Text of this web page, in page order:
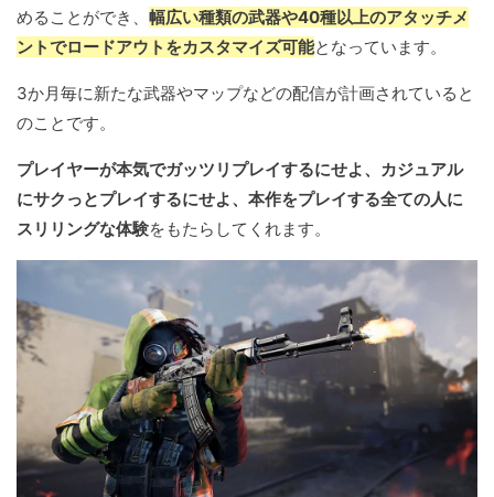
めることができ、 幅広い種類の武器や40種以上のアタッチメ
ントでロードアウトをカスタマイズ可能となっています。
3か月毎に新たな武器やマップなどの配信が計画されていると
のことです。
プレイヤーが本気でガッツリプレイするにせよ、カジュアル
にサクっとプレイするにせよ、本作をプレイする全ての人に
スリリングな体験をもたらしてくれます。